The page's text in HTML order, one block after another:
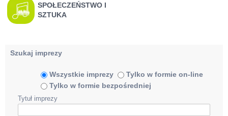
SPOŁECZEŃSTWO I
SZTUKA
Szukaj imprezy
Wszystkie imprezy
Tylko w formie on-line
Tylko w formie bezpośredniej
Tytuł imprezy